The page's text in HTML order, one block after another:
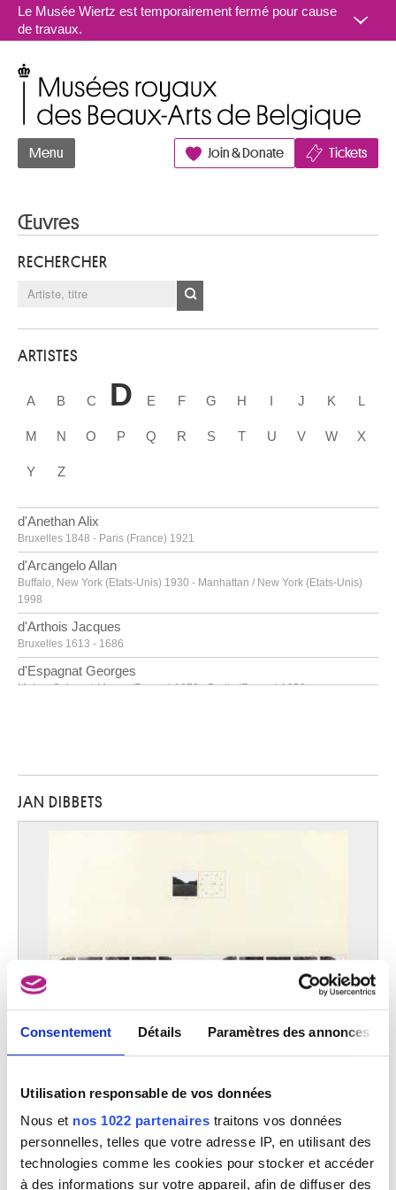
Consentement Détails Paramètres des annonces
Utilisation responsable de vos données
Nous et nos 1022 partenaires traitons vos données
personnelles, telles que votre adresse IP, en utilisant des
technologies comme les cookies pour stocker et accéder
à des informations sur votre appareil, afin de diffuser des
Aller au contenu
Le Musée Wiertz est temporairement fermé pour cause
de travaux.
Menu Join & Donate Tickets
Œuvres
RECHERCHER
ARTISTES
A B C D E F G H I J K L
M N O P Q R S T U V W X
Y Z
d'Anethan Alix
Bruxelles 1848 - Paris (France) 1921
d'Arcangelo Allan
Buffalo, New York (Etats-Unis) 1930 - Manhattan / New York (Etats-Unis)
1998
d'Arthois Jacques
Bruxelles 1613 - 1686
d'Espagnat Georges
Melun, Seine-et-Marne (France) 1870 - Parijs (France) 1950
Grammont 1921 - Bruges 1996
D'Haveloose Marnix
Maldegem 1885 - Bruxelles 1973
Caravaggio (Italie) 1490 - Messina (Sicile, Italie) 1543 ?
da Reggio Raffaellino
Codemondo, Reggio Emilia (Italie) vers 1550 - Rome (Italie) 1578
Dado
Gand 1873 - Anvers 1952
dal Ponte Giovanni
Florence (Italie) 1385 - après 1437
Dalí Salvador
JAN DIBBETS
on tripod / Amsterdamse bos
Jan Dibbets